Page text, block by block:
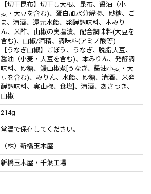
【切干昆布】切干し大根、昆布、醤油（小
麦・大豆を含む)、蛋白加水分解物、砂糖、ご
ま、清酒、還元水飴、発酵調味料、本みり
ん、米酢、山椒の実塩漬、配合調味料(大豆を
含む)、山椒/酒精、調味料(アミノ酸等)
【うなぎ山椒】ごぼう、うなぎ、脱脂大豆、
醤油（小麦・大豆を含む)、本みりん、発酵調
味料、砂糖、鰻山椒煮[うなぎ、醤油小麦・大
豆を含む)、みりん、水飴、砂糖、清酒、米発
酵調味料、実山椒、食塩]、清酒、あさつき、
山椒
214g
常温で保存してください。
（株）新橋玉木屋
新橋玉木屋・千葉工場